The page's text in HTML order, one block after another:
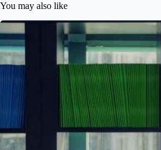
You may also like